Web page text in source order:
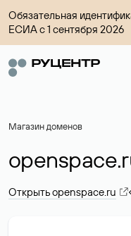
Обязательная
ЕСИА с 1 сентября 2026
Магазин доменов
Открыть openspace.ru